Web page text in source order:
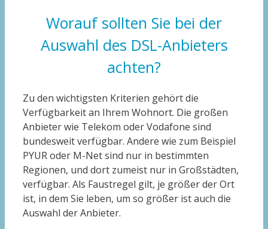
Worauf sollten Sie bei der
Auswahl des DSL-Anbieters
achten?
Zu den wichtigsten Kriterien gehört die
Verfügbarkeit an Ihrem Wohnort. Die großen
Anbieter wie Telekom oder Vodafone sind
bundesweit verfügbar. Andere wie zum Beispiel
PYUR oder M-Net sind nur in bestimmten
Regionen, und dort zumeist nur in Großstädten,
verfügbar. Als Faustregel gilt, je größer der Ort
ist, in dem Sie leben, um so größer ist auch die
Auswahl der Anbieter.